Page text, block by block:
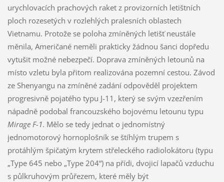
urychlovacích prachových raket z provizorních letištních
ploch rozesetých v rozlehlých pralesních oblastech
Vietnamu. Protože se poloha zmíněných letišť neustále
měnila, Američané neměli prakticky žádnou šanci dopředu
vytušit možné nebezpečí. Doprava zmíněných letounů na
místo vzletu byla přitom realizována pozemní cestou. Závod
ze Shenyangu na zmíněné zadání odpověděl projektem
progresivně pojatého typu J-11, který se svým vzezřením
nápadně podobal francouzského bojovému letounu typu
Mirage F-1. Mělo se tedy jednat o jednomístný
jednomotorový hornoplošník se štíhlým trupem s
protáhlým špičatým krytem střeleckého radiolokátoru (typu
„Type 645 nebo „Type 204“) na přídi, dvojicí lapačů vzduchu
s půlkruhovým průřezem, které měly být